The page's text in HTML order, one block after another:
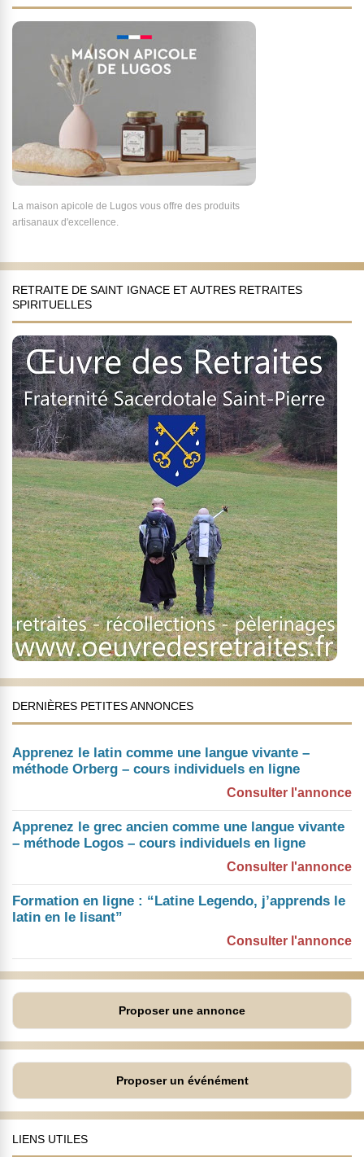
La maison apicole de Lugos vous offre des produits
artisanaux d'excellence.
RETRAITE DE SAINT IGNACE ET AUTRES RETRAITES
SPIRITUELLES
DERNIÈRES PETITES ANNONCES
Apprenez le latin comme une langue vivante –
méthode Orberg – cours individuels en ligne
Consulter l'annonce
Apprenez le grec ancien comme une langue vivante
– méthode Logos – cours individuels en ligne
Consulter l'annonce
Formation en ligne : “Latine Legendo, j’apprends le
latin en le lisant”
Consulter l'annonce
Proposer une annonce
Proposer un événément
LIENS UTILES